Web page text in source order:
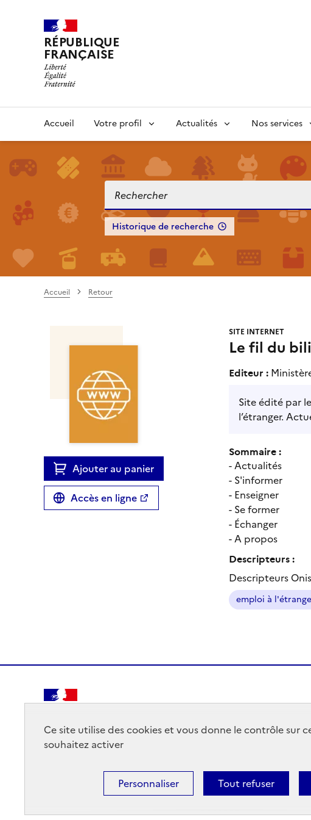
Ce site utilise des cookies et vous donne le contrôle sur
souhaitez activer
Tout refuser
Personnaliser
RÉPUBLIQUE
FRANÇAISE
Accueil Votre profil Actualités Nos services
Historique de recherche
Accueil Retour
Ajouter au panier
Accès en ligne
SITE INTERNET
Le fil du
Editeur :
Site édité par
l’étranger.
Sommaire :
- Actualités
- S'informer
- Enseigner
- Se former
- Échanger
- A propos
Descripteurs :
Descripteurs
emploi à
FRANÇAISE
Données personnelles Plan du site Contact